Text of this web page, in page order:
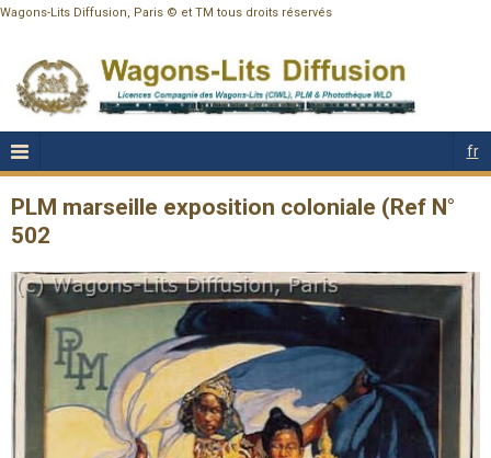
Wagons-Lits Diffusion, Paris © et TM tous droits réservés
fr
PLM marseille exposition coloniale (Ref N°
502